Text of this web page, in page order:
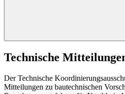
Technische
Der Technische
Mitteilungen zu bautechnischen